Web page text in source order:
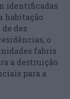
identificadas
habitação
dez
o
fabris
a destruição
para a